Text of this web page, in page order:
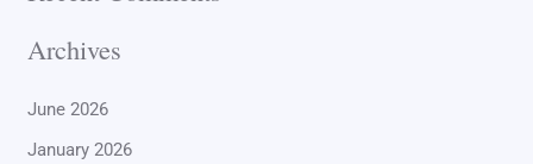
Archives
June 2026
January 2026